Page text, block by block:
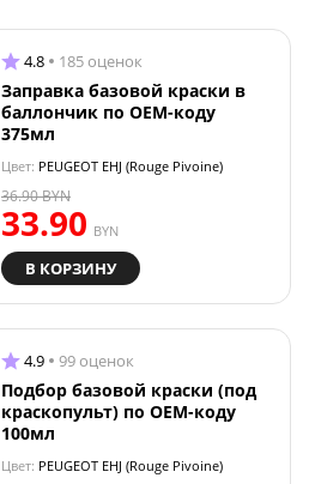
4.8 185 оценок
Заправка базовой краски в
баллончик по OEM-коду
375мл
Цвет: PEUGEOT EHJ (Rouge Pivoine)
33.90 BYN
36.90BYN
В КОРЗИНУ
4.9 99 оценок
Подбор базовой краски (под
краскопульт) по OEM-коду
100мл
Цвет: PEUGEOT EHJ (Rouge Pivoine)